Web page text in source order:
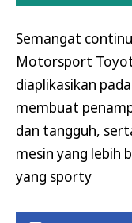
Semangat
Motorsport
diaplikasikan
membuat
dan tangguh,
mesin yang lebih
yang sporty